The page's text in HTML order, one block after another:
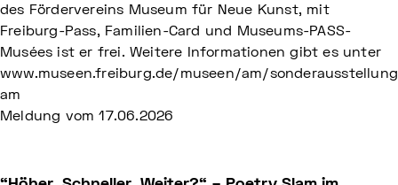
des Fördervereins Museum für Neue Kunst, mit
Freiburg-Pass, Familien-Card und Museums-PASS-
Musées ist er frei. Weitere Informationen gibt es unter
www.museen.freiburg.de/museen/am/
am
Meldung vom17.06.2026